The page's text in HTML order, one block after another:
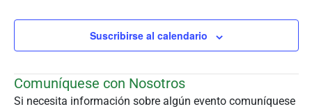
Suscribirse al calendario
Comuníquese con Nosotros
Si necesita información sobre algún evento comuníquese